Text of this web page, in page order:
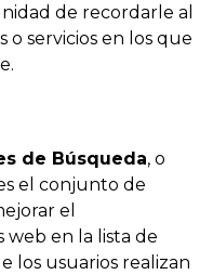
de recordarle al
servicios en los que
de Búsqueda, o
el conjunto de
el
web en la lista de
los usuarios realizan